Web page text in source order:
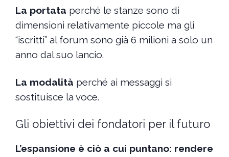
La portata perché le stanze sono di
dimensioni relativamente piccole ma gli
“iscritti” al forum sono già 6 milioni a solo un
anno dal suo lancio.
La modalità perché ai messaggi si
sostituisce la voce.
Gli obiettivi dei fondatori per il futuro
L’espansione è ciò a cui puntano: rendere